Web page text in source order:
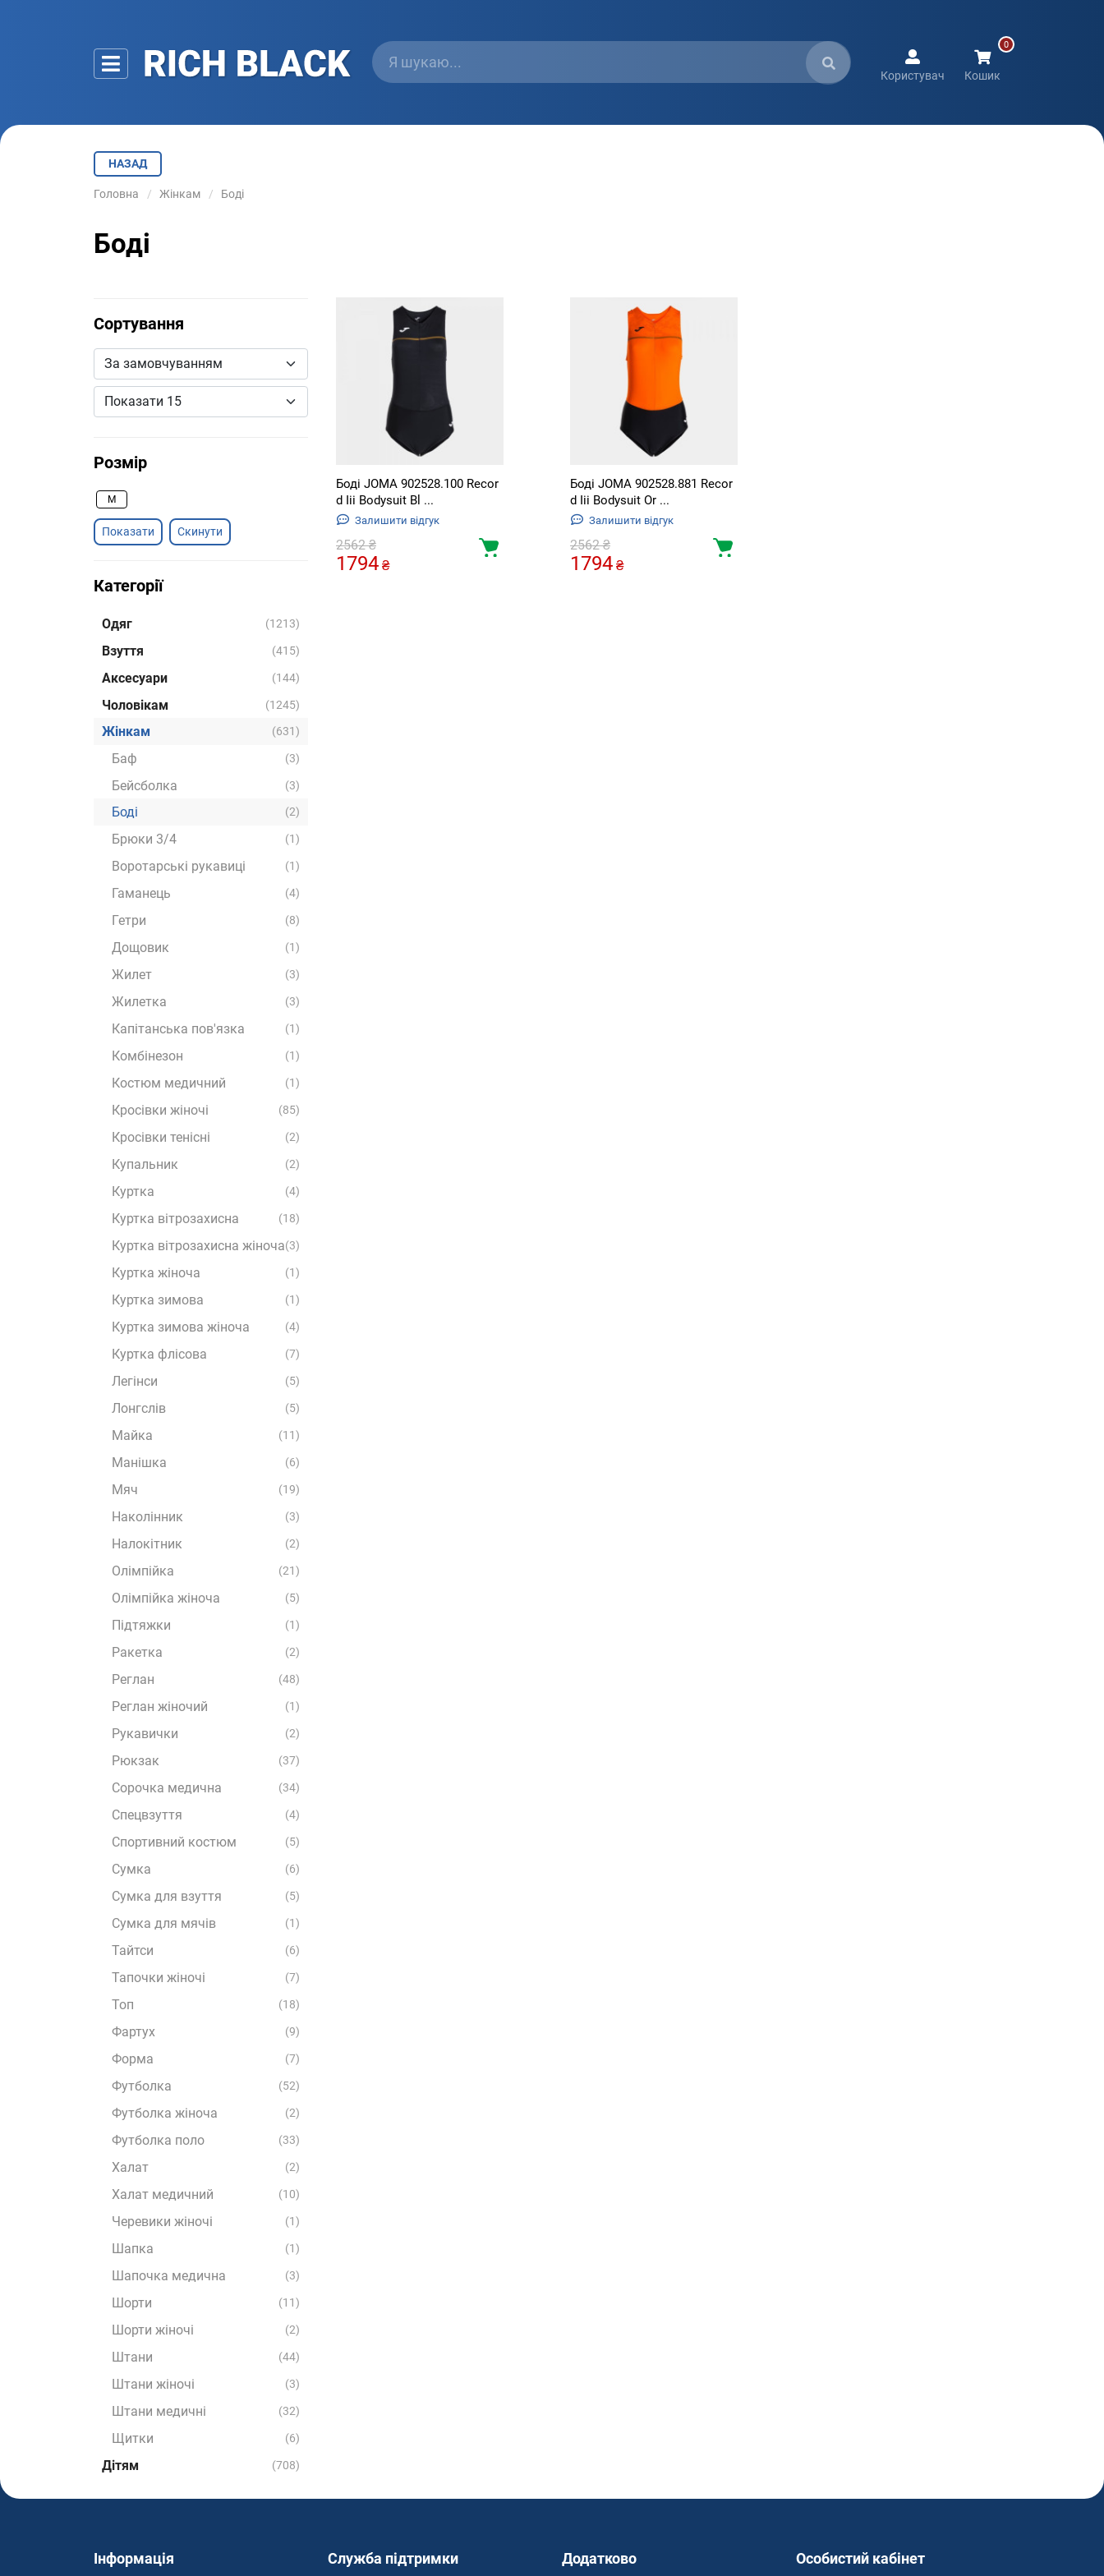
Користувач Кошик
НАЗАД
Головна Жінкам Боді
Боді
Сортування
Розмір
M
Скинути
Категорії
Одяг (1213)
Взуття (415)
Аксесуари (144)
Чоловікам (1245)
Жінкам (631)
Баф (3)
Бейсболка (3)
Боді (2)
Брюки 3/4 (1)
Воротарські рукавиці (1)
Гаманець (4)
Гетри (8)
Дощовик (1)
Жилет (3)
Жилетка (3)
Капітанська пов'язка (1)
Комбінезон (1)
Костюм медичний (1)
Кросівки жіночі (85)
Кросівки тенісні (2)
Купальник (2)
Куртка (4)
Куртка вітрозахисна (18)
Куртка вітрозахисна жіноча(3)
Куртка жіноча (1)
Куртка зимова (1)
Куртка зимова жіноча (4)
Куртка флісова (7)
Легінси (5)
Лонгслів (5)
Майка (11)
Манішка (6)
Мяч (19)
Наколінник (3)
Налокітник (2)
Олімпійка (21)
Олімпійка жіноча (5)
Підтяжки (1)
Ракетка (2)
Реглан (48)
Реглан жіночий (1)
Рукавички (2)
Рюкзак (37)
Сорочка медична (34)
Спецвзуття (4)
Спортивний костюм (5)
Сумка (6)
Сумка для взуття (5)
Сумка для мячів (1)
Тайтси (6)
Тапочки жіночі (7)
Топ (18)
Фартух (9)
Форма (7)
Футболка (52)
Футболка жіноча (2)
Футболка поло (33)
Халат (2)
Халат медичний (10)
Черевики жіночі (1)
Шапка (1)
Шапочка медична (3)
Шорти (11)
Шорти жіночі (2)
Штани (44)
Штани жіночі (3)
Штани медичні (32)
Щитки (6)
Дітям (708)
Боді JOMA 902528.100 Recor
d Iii Bodysuit Bl ...
Залишити відгук
2562₴
1794 ₴
Боді JOMA 902528.881 Recor
d Iii Bodysuit Or ...
Залишити відгук
2562₴
1794₴
Інформація Служба підтримки Додатково Особистий кабінет